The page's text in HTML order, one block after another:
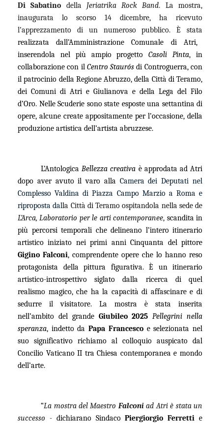
Di Sabatino della Jeriatrika Rock Band. La mostra,
inaugurata lo scorso 14 dicembre, ha ricevuto
l’apprezzamento di un numeroso pubblico. È stata
realizzata dall’Amministrazione Comunale di Atri,
inserendola nel più ampio progettoCasoli Pinta, in
collaborazione con il Centro Staurós di Controguerra, con
il patrocinio della Regione Abruzzo, della Città di Teramo,
dei Comuni di Atri e Giulianova e della Lega del Filo
d’Oro. Nelle Scuderie sono state esposte una settantina di
opere, alcune create appositamente per l’occasione, della
produzione artistica dell’artista abruzzese.
L’AntologicaBellezza creativa è approdata ad Atri
dopo aver avuto il varo alla Camera dei Deputati nel
Complesso Valdina di Piazza Campo Marzio a Roma e
riproposta dalla Città di Teramo ospitandola nella sede de
L’Arca, Laboratorio per le arti contemporanee, scandita in
più percorsi temporali che delineano l’intero itinerario
artistico iniziato nei primi anni Cinquanta del pittore
Gigino Falconi, comprendente opere che lo hanno reso
protagonista della pittura figurativa. È un itinerario
artistico-introspettivo siglato dalla ricerca di quel
realismo magico, che ha la capacità di affascinare e di
sedurre il visitatore. La mostra è stata inserita
nell’ambito del grande Giubileo 2025 Pellegrini nella
speranza, indetto daPapa Francescoe selezionata nel
suo significativo richiamo al colloquio auspicato dal
Concilio Vaticano II tra Chiesa contemporanea e mondo
dell’arte.
“La mostra del Maestro Falconiad Atri è stata un
successo - dichiarano SindacoPiergiorgio Ferretti e